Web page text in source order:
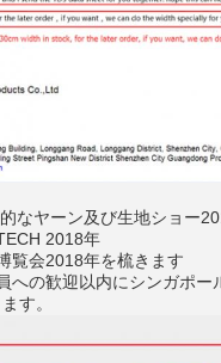
なヤーン及び生地ショー
2018年
覧会2018年を梳きます
への歓迎以内にシンガポー
す。